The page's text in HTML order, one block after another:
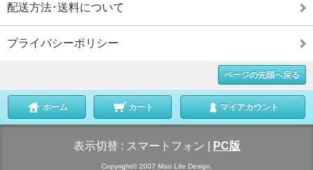
配送方法･送料について
プライバシーポリシー
ページの先頭へ戻る
ホーム カート マイアカウント
表示切替 : スマートフォン PC版
Copyright© 2007 Mao Life Design.